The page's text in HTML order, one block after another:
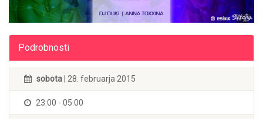
Podrobnosti
sobota | 28. februarja 2015
23:00 - 05:00